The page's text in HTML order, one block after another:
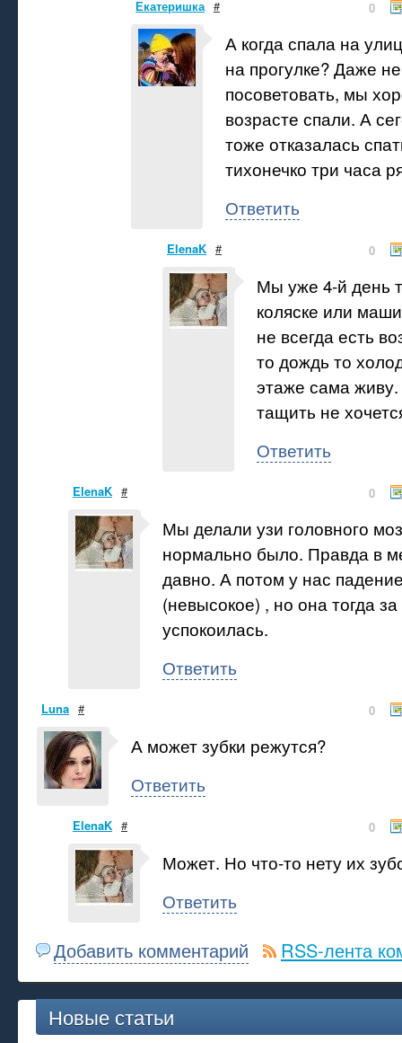
Екатеришка # 0
А когда спала на
на прогулке? Даже
посоветовать, мы
возрасте спали. А
тоже отказалась
тихонечко три часа
Ответить
ElenaK # 0
Мы уже 4-й день
коляске или
не всегда есть
то дождь то
этаже сама
тащить не
Ответить
ElenaK # 0
Мы делали узи головного
нормально было. Правда в
давно. А потом у нас
(невысокое) , но она тогда
успокоилась.
Ответить
Luna # 0
А может зубки режутся?
Ответить
ElenaK # 0
Может. Но что-то нету их
Ответить
Добавить комментарий RSS-лента
Новые статьи